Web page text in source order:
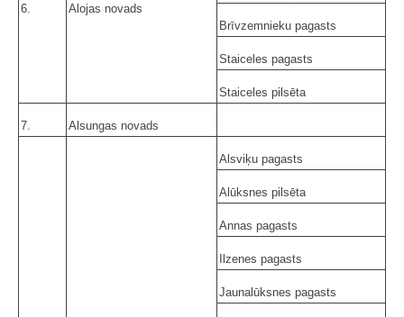
6. Alojas novads
Brīvzemnieku pagasts
Staiceles pagasts
Staiceles pilsēta
7. Alsungas novads
Alsviķu pagasts
Alūksnes pilsēta
Annas pagasts
Ilzenes pagasts
Jaunalūksnes pagasts